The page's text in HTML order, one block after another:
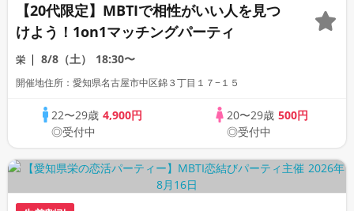
【20代限定】MBTIで相性がいい人を見つ
けよう！1on1マッチングパーティ
栄 8/8（土） 18:30〜
開催地住所：愛知県名古屋市中区錦３丁目１７−１５
22〜29歳4,900円
◎受付中
20〜29歳 500円
◎受付中